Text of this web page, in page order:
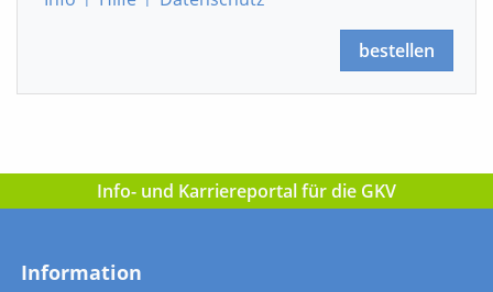
bestellen
Info- und Karriereportal für die GKV
Information